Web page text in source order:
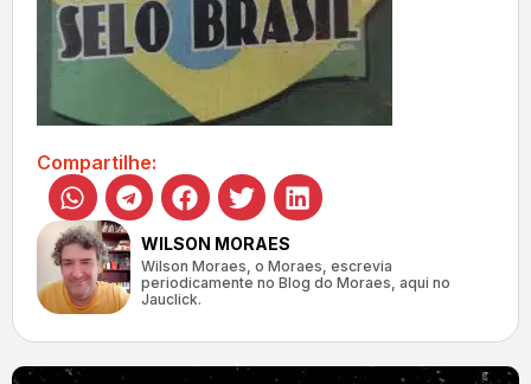
Compartilhe:
WILSON MORAES
Wilson Moraes, o Moraes, escrevia
periodicamente no Blog do Moraes, aqui no
Jauclick.